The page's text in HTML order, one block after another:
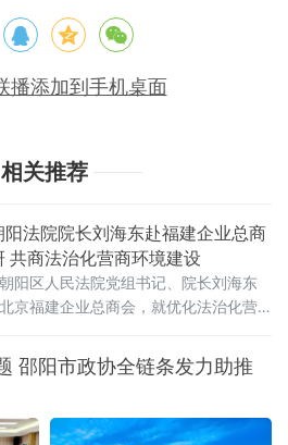
播添加到手机桌面
相关推荐
阳法院院长刘海东赴福建企业总商
共商法治化营商环境建设
阳区人民法院党组书记、院长刘海东
京福建企业总商会，就优化法治化营
题调研座谈。
邵阳市政协全链条发力助推